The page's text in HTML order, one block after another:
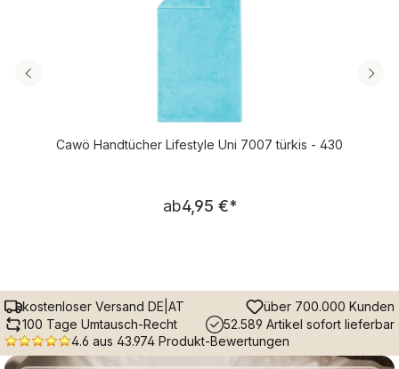
Cawö Handtücher Lifestyle Uni 7007 türkis - 430
Regulärer Preis:
ab4,95 €*
kostenloser Versand DE|AT
über 700.000 Kunden
100 Tage Umtausch-Recht
52.589 Artikel sofort lieferbar
4.6 aus 43.974 Produkt-Bewertungen